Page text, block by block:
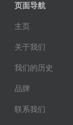
页面导航
主页
关于我们
我们的历史
品牌
联系我们